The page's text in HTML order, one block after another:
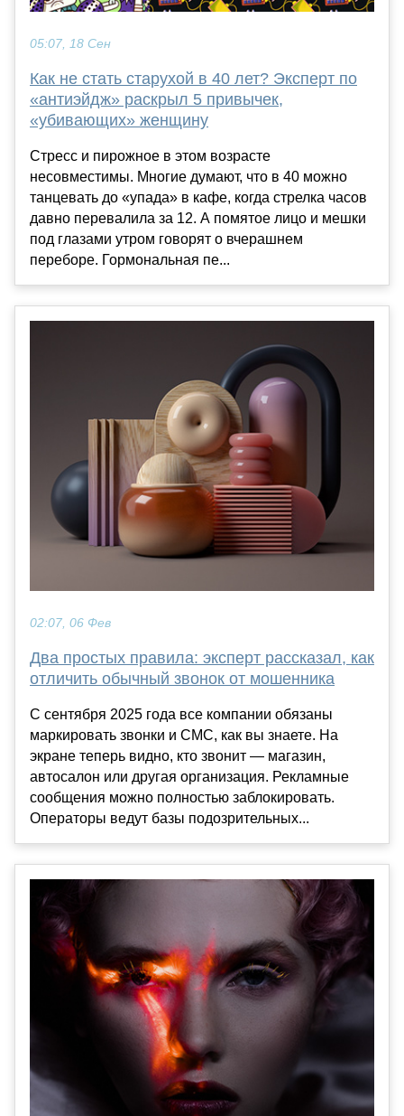
05:07, 18 Сен
Как не стать старухой в 40 лет? Эксперт по
«антиэйдж» раскрыл 5 привычек,
«убивающих» женщину
Стресс и пирожное в этом возрасте
несовместимы. Многие думают, что в 40 можно
танцевать до «упада» в кафе, когда стрелка часов
давно перевалила за 12. А помятое лицо и мешки
под глазами утром говорят о вчерашнем
переборе. Гормональная пе...
02:07, 06 Фев
Два простых правила: эксперт рассказал, как
отличить обычный звонок от мошенника
С сентября 2025 года все компании обязаны
маркировать звонки и СМС, как вы знаете. На
экране теперь видно, кто звонит — магазин,
автосалон или другая организация. Рекламные
сообщения можно полностью заблокировать.
Операторы ведут базы подозрительных...